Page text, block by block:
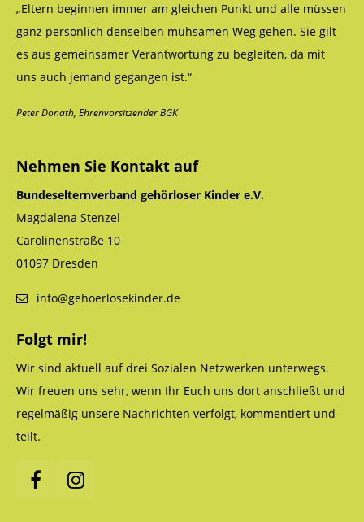
„Eltern beginnen immer am gleichen Punkt und alle müssen
ganz persönlich denselben mühsamen Weg gehen. Sie gilt
es aus gemeinsamer Verantwortung zu begleiten, da mit
uns auch jemand gegangen ist.“
Peter Donath, Ehrenvorsitzender BGK
Nehmen Sie Kontakt auf
Bundeselternverband gehörloser Kinder e.V.
Magdalena Stenzel
Carolinenstraße 10
01097 Dresden
info@gehoerlosekinder.de
Folgt mir!
Wir sind aktuell auf drei Sozialen Netzwerken unterwegs.
Wir freuen uns sehr, wenn Ihr Euch uns dort anschließt und
regelmäßig unsere Nachrichten verfolgt, kommentiert und
teilt.